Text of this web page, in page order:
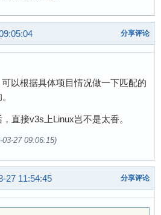
分享评论
以根据具体项目情况做一下匹配的
直接v3s上Linux岂不是太香。
27 09:06:15)
27 11:54:45 分享评论